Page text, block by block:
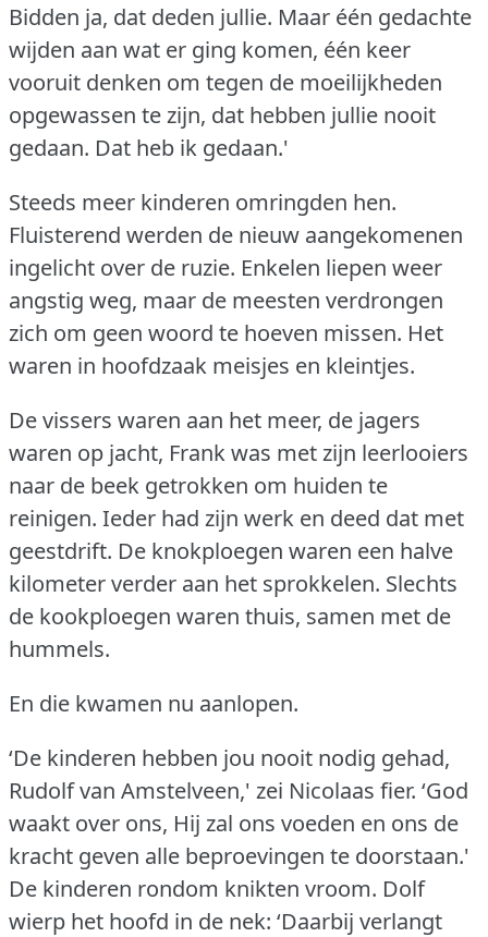
Bidden ja, dat deden jullie. Maar één gedachte
wijden aan wat er ging komen, één keer
vooruit denken om tegen de moeilijkheden
opgewassen te zijn, dat hebben jullie nooit
gedaan. Dat heb ik gedaan.'
Steeds meer kinderen omringden hen.
Fluisterend werden de nieuw aangekomenen
ingelicht over de ruzie. Enkelen liepen weer
angstig weg, maar de meesten verdrongen
zich om geen woord te hoeven missen. Het
waren in hoofdzaak meisjes en kleintjes.
De vissers waren aan het meer, de jagers
waren op jacht, Frank was met zijn leerlooiers
naar de beek getrokken om huiden te
reinigen. Ieder had zijn werk en deed dat met
geestdrift. De knokploegen waren een halve
kilometer verder aan het sprokkelen. Slechts
de kookploegen waren thuis, samen met de
hummels.
En die kwamen nu aanlopen.
‘De kinderen hebben jou nooit nodig gehad,
Rudolf van Amstelveen,' zei Nicolaas fier. ‘God
waakt over ons, Hij zal ons voeden en ons de
kracht geven alle beproevingen te doorstaan.'
De kinderen rondom knikten vroom. Dolf
wierp het hoofd in de nek: ‘Daarbij verlangt